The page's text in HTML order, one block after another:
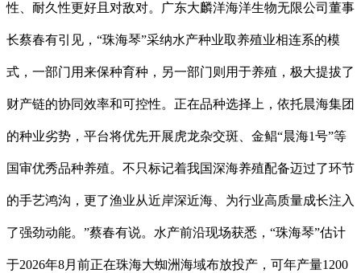
性、耐久性更好且对敌对。广东大麟洋海洋生物无限公司董事
长蔡春有引见，“珠海琴”采纳水产种业取养殖业相连系的模
式，一部门用来保种育种，另一部门则用于养殖，极大提拔了
财产链的协同效率和可控性。正在品种选择上，依托晨海集团
的种业劣势，平台将优先开展虎龙杂交斑、金鲳“晨海1号”等
国审优秀品种养殖。不只标记着我国深海养殖配备迈过了环节
的手艺鸿沟，更了渔业从近岸深近海、为行业高质量成长注入
了强劲动能。”蔡春有说。水产前沿现场获悉，“珠海琴”估计
于2026年8月前正在珠海大蜘洲海域布放投产，可年产量1200